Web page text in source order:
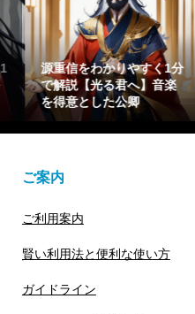
源重信をわかりやすく1分
で解説【光る君へ】音楽
を得意とした公卿
ご案内
ご利用案内
賢い利用法と便利な使い方
ガイドライン